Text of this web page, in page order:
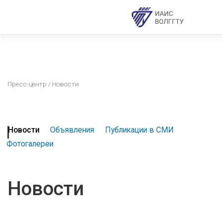
Пресс-центр / Новости
Новости Объявления
Публикации в СМИ
Фотогалереи
Новости